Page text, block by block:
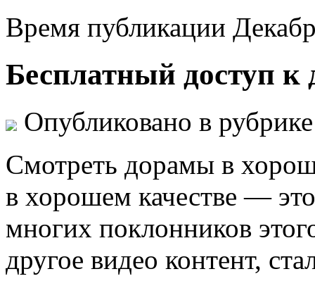
Время публикации
Бесплатный доступ
Опубликовано в
Смотреть дорамы в
в хорошем качестве —
многих поклонников
другое видео контент,